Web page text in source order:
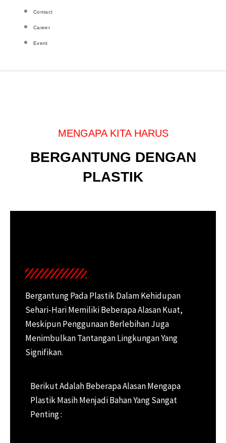
Contact
Career
Event
MENGAPA KITA HARUS
BERGANTUNG DENGAN
PLASTIK
Bergantung Pada Plastik Dalam Kehidupan
Sehari-Hari Memiliki Beberapa Alasan Kuat,
Meskipun Penggunaan Berlebihan Juga
Menimbulkan Tantangan Lingkungan Yang
Signifikan.
Berikut Adalah Beberapa Alasan Mengapa
Plastik Masih Menjadi Bahan Yang Sangat
Penting :